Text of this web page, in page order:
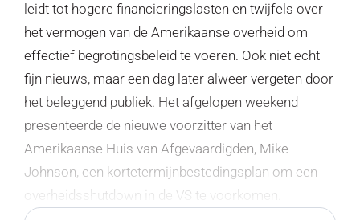
leidt tot hogere financieringslasten en twijfels over
het vermogen van de Amerikaanse overheid om
effectief begrotingsbeleid te voeren. Ook niet echt
fijn nieuws, maar een dag later alweer vergeten door
het beleggend publiek. Het afgelopen weekend
presenteerde de nieuwe voorzitter van het
Amerikaanse Huis van Afgevaardigden, Mike
Johnson, een kortetermijnbestedingsplan om een
overheidsshutdown in de VS te voorkomen.